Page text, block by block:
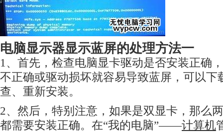
电脑显示器显示蓝屏的处理方法一
1、首先，检查电脑显卡驱动是否安装正确
不正确或驱动损坏就容易导致蓝屏，可以下
查、重新安装。
2、然后，特别注意，如果是双显卡，那么
都需要安装正确。在“我的电脑”——计算机